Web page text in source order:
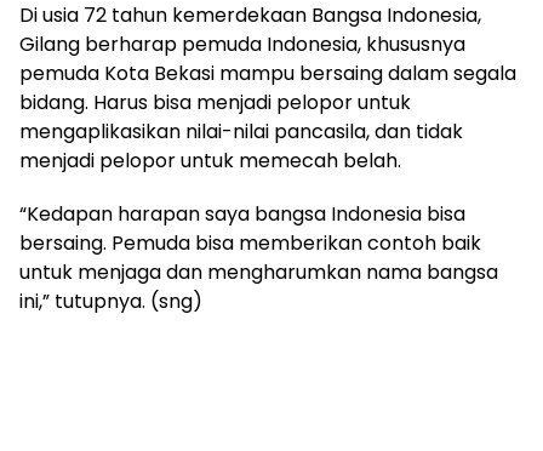
Di usia 72 tahun kemerdekaan Bangsa Indonesia,
Gilang berharap pemuda Indonesia, khususnya
pemuda Kota Bekasi mampu bersaing dalam segala
bidang. Harus bisa menjadi pelopor untuk
mengaplikasikan nilai-nilai pancasila, dan tidak
menjadi pelopor untuk memecah belah.
“Kedapan harapan saya bangsa Indonesia bisa
bersaing. Pemuda bisa memberikan contoh baik
untuk menjaga dan mengharumkan nama bangsa
ini,” tutupnya. (sng)